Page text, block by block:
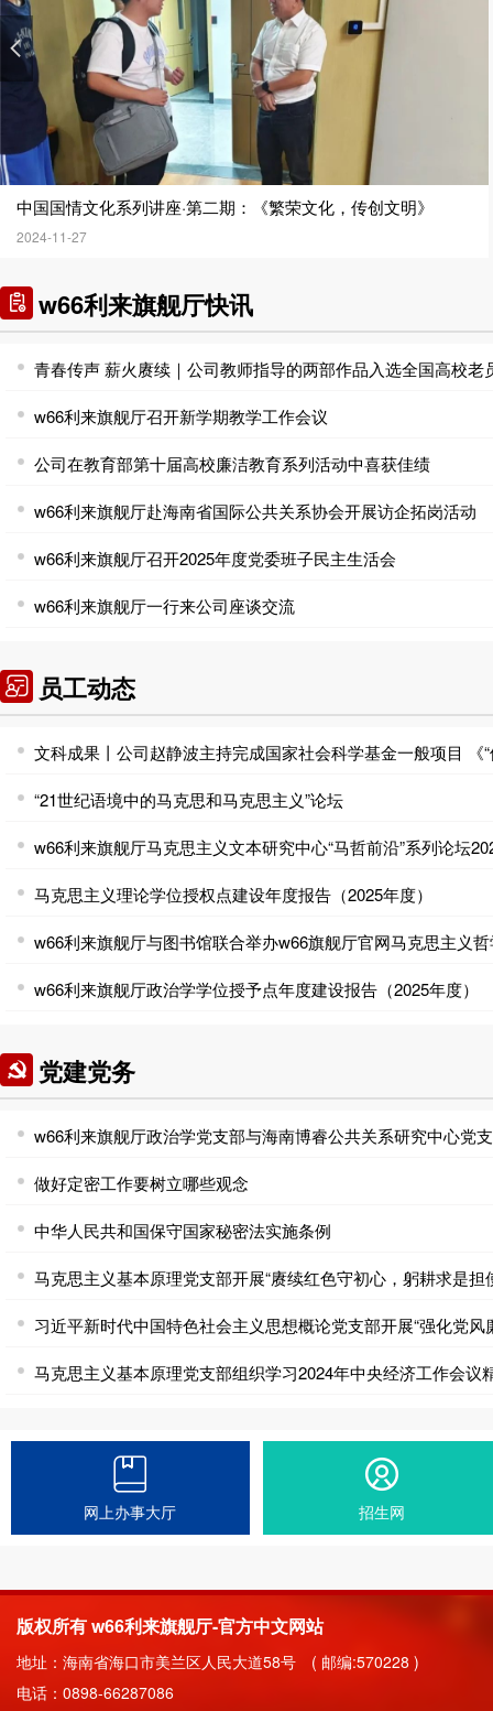
中国国情文化系列讲座·第二期：《繁荣文化，传创文明》
2024-11-27
w66利来旗舰厅快讯
w66利来旗舰厅召开新学期教学工作会议
公司在教育部第十届高校廉洁教育系列活动中喜获佳绩
w66利来旗舰厅赴海南省国际公共关系协会开展访企拓岗活动
w66利来旗舰厅召开2025年度党委班子民主生活会
w66利来旗舰厅一行来公司座谈交流
员工动态
“21世纪语境中的马克思和马克思主义”论坛
马克思主义理论学位授权点建设年度报告（2025年度）
w66利来旗舰厅政治学学位授予点年度建设报告（2025年度）
党建党务
做好定密工作要树立哪些观念
中华人民共和国保守国家秘密法实施条例
马克思主义基本原理党支部组织学习2024年中央经济工作会议
网上办事大厅 招生网
版权所有 w66利来旗舰厅-官方中文网站
地址：海南省海口市美兰区人民大道58号 ( 邮编:570228 )
电话：0898-66287086